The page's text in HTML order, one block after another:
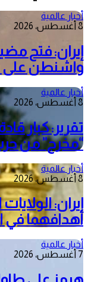
أخبار عالمية
8 أغسطس، 2026
إيران: فتح
واشنطن على
أخبار عالمية
8 أغسطس، 2026
تقرير: كبار
“مخرج” من
أخبار عالمية
8 أغسطس، 2026
إيران:
أهدافهما في
أخبار عالمية
7 أغسطس، 2026